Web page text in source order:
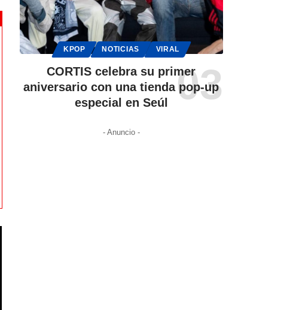
KPOP NOTICIAS VIRAL
CORTIS celebra su primer
aniversario con una tienda pop-up
especial en Seúl
- Anuncio -